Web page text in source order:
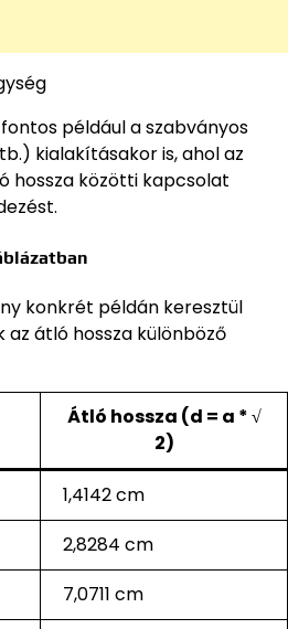
például a szabványos
kialakításakor is, ahol az
hossza közötti kapcsolat
konkrét példán keresztül
átló hossza különböző
Átló hossza (d = a * √
2)
1,4142 cm
2,8284 cm
7,0711 cm